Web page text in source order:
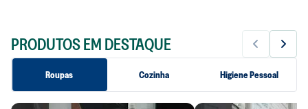
PRODUTOS EM DESTAQUE
Roupas Cozinha Higiene Pessoal